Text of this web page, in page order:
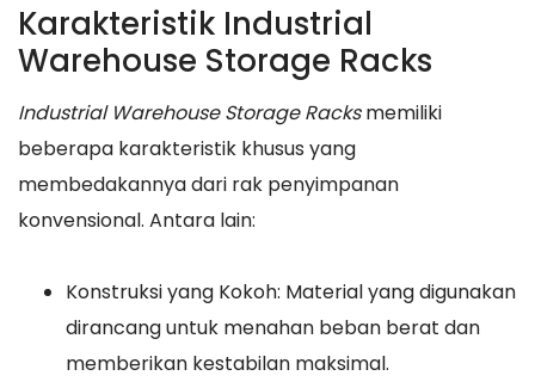
Karakteristik Industrial
Warehouse Storage Racks
Industrial Warehouse Storage Racksmemiliki
beberapa karakteristik khusus yang
membedakannya dari rak penyimpanan
konvensional. Antara lain:
Konstruksi yang Kokoh: Material yang digunakan
dirancang untuk menahan beban berat dan
memberikan kestabilan maksimal.